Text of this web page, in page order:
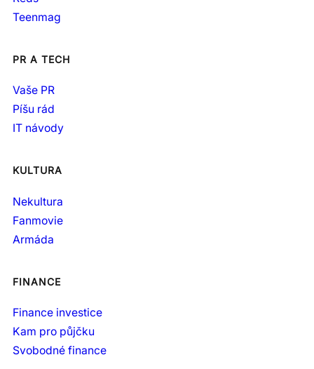
Teenmag
PR A TECH
Vaše PR
Píšu rád
IT návody
KULTURA
Nekultura
Fanmovie
Armáda
FINANCE
Finance investice
Kam pro půjčku
Svobodné finance